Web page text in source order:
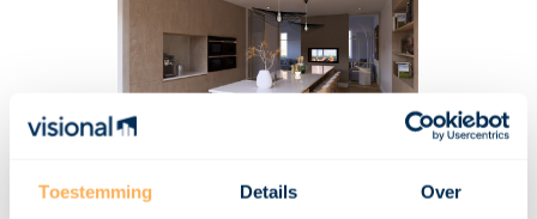
Toestemming Details Over
Het resultaat: twee